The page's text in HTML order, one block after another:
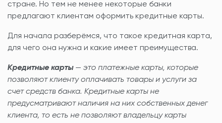
стране. Но тем не менее некоторые банки
предлагают клиентам оформить кредитные карты.
Для начала разберёмся, что такое кредитная карта,
для чего она нужна и какие имеет преимущества.
Кредитные карты — это платежные карты, которые
позволяют клиенту оплачивать товары и услуги за
счет средств банка. Кредитные карты не
предусматривают наличия на них собственных денег
клиента, то есть не позволяют владельцу карты